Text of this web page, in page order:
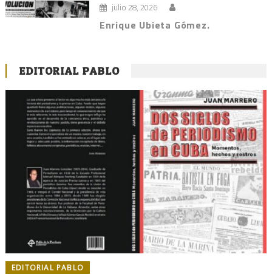
julio 28, 2026
Enrique Ubieta Gómez.
EDITORIAL PABLO
EDITORIAL PABLO